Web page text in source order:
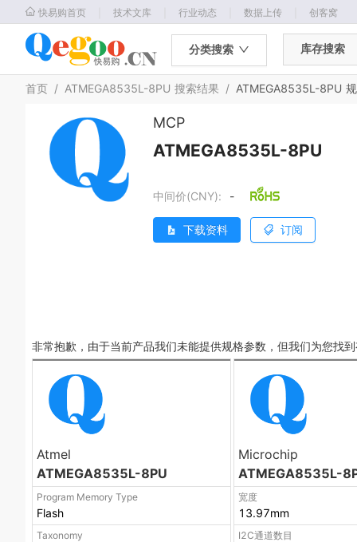
快易购首页 技术文库 行业动态 数据上传 创客窝
分类搜索 库存搜索
首页 / ATMEGA8535L-8PU 搜索结果 / ATMEGA8535L-8PU
MCP
ATMEGA8535L-8PU
中间价(CNY): -
下载资料 订阅
非常抱歉，由于当前产品我们未能提供规格参数，但我们为您找
Atmel
ATMEGA8535L-8PU
Program Memory Type
Flash
Taxonomy
Microchip
ATMEGA8535L-
宽度
13.97mm
I2C通道数目